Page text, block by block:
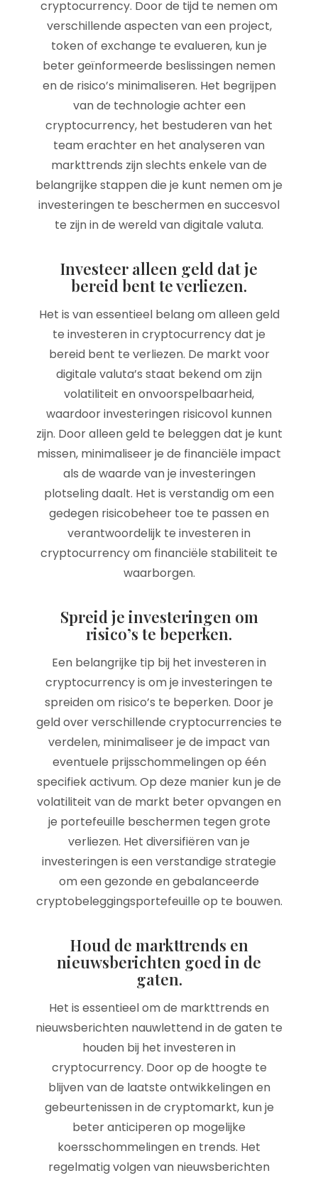
cryptocurrency. Door de tijd te nemen om
verschillende aspecten van een project,
token of exchange te evalueren, kun je
beter geïnformeerde beslissingen nemen
en de risico’s minimaliseren. Het begrijpen
van de technologie achter een
cryptocurrency, het bestuderen van het
team erachter en het analyseren van
markttrends zijn slechts enkele van de
belangrijke stappen die je kunt nemen om je
investeringen te beschermen en succesvol
te zijn in de wereld van digitale valuta.
Investeer alleen geld dat je
bereid bent te verliezen.
Het is van essentieel belang om alleen geld
te investeren in cryptocurrency dat je
bereid bent te verliezen. De markt voor
digitale valuta’s staat bekend om zijn
volatiliteit en onvoorspelbaarheid,
waardoor investeringen risicovol kunnen
zijn. Door alleen geld te beleggen dat je kunt
missen, minimaliseer je de financiële impact
als de waarde van je investeringen
plotseling daalt. Het is verstandig om een
gedegen risicobeheer toe te passen en
verantwoordelijk te investeren in
cryptocurrency om financiële stabiliteit te
waarborgen.
Spreid je investeringen om
risico’s te beperken.
Een belangrijke tip bij het investeren in
cryptocurrency is om je investeringen te
spreiden om risico’s te beperken. Door je
geld over verschillende cryptocurrencies te
verdelen, minimaliseer je de impact van
eventuele prijsschommelingen op één
specifiek activum. Op deze manier kun je de
volatiliteit van de markt beter opvangen en
je portefeuille beschermen tegen grote
verliezen. Het diversifiëren van je
investeringen is een verstandige strategie
om een gezonde en gebalanceerde
cryptobeleggingsportefeuille op te bouwen.
Houd de markttrends en
nieuwsberichten goed in de
gaten.
Het is essentieel om de markttrends en
nieuwsberichten nauwlettend in de gaten te
houden bij het investeren in
cryptocurrency. Door op de hoogte te
blijven van de laatste ontwikkelingen en
gebeurtenissen in de cryptomarkt, kun je
beter anticiperen op mogelijke
koersschommelingen en trends. Het
regelmatig volgen van nieuwsberichten